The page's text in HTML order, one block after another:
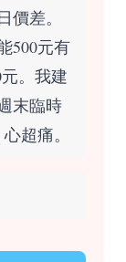
差。
500元有
。我建
末臨時
超痛。